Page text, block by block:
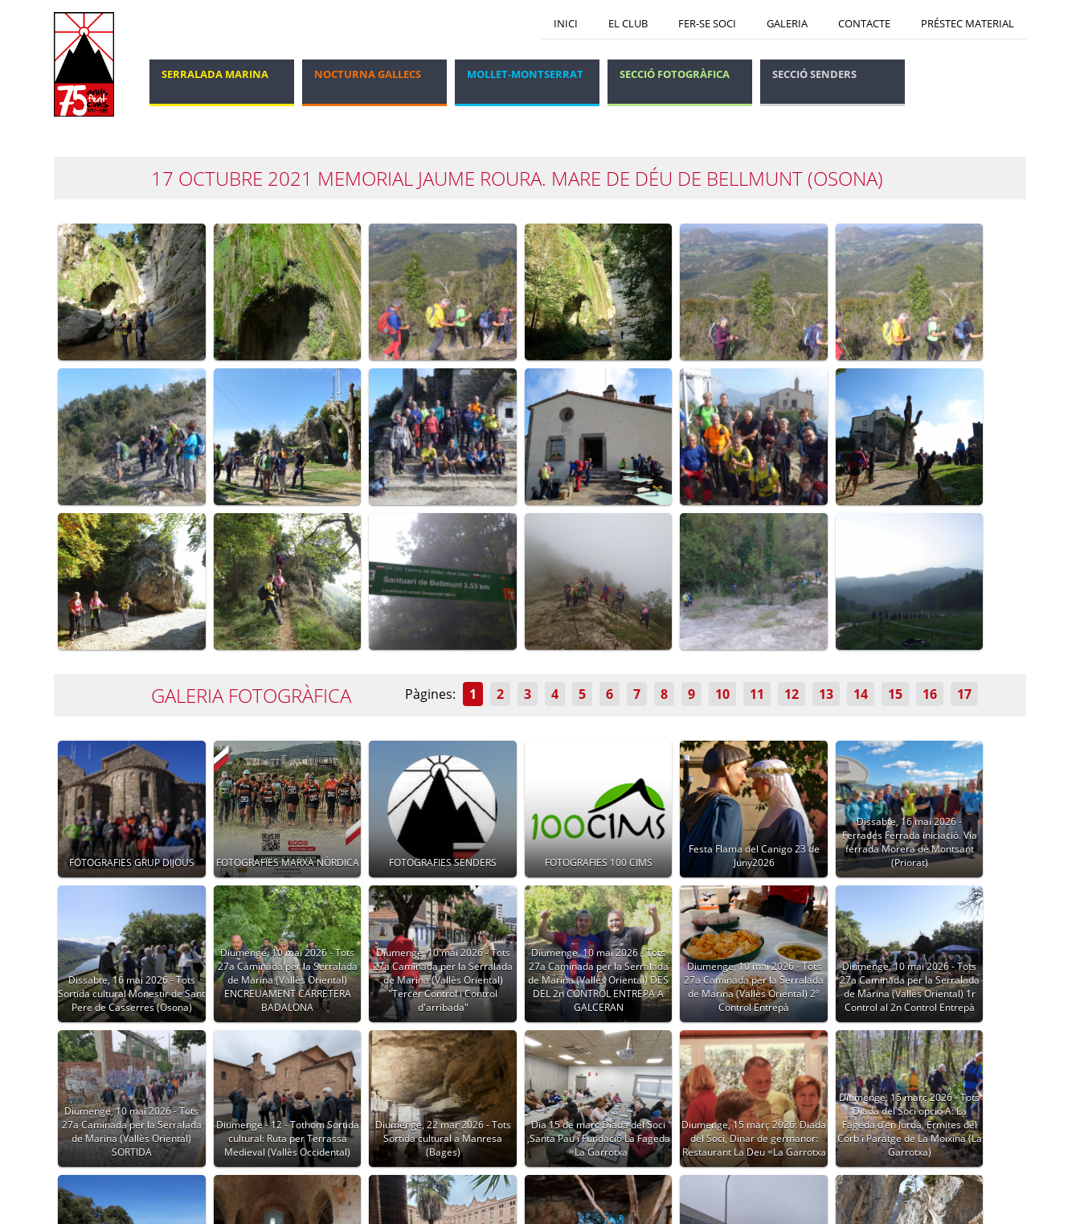
INICI EL CLUB FER-SE SOCI GALERIA CONTACTE PRÉSTEC MATERIAL
SERRALADA MARINA NOCTURNA GALLECS MOLLET-MONTSERRAT SECCIÓ FOTOGRÀFICA SECCIÓ SENDERS
17 OCTUBRE 2021 MEMORIAL JAUME ROURA. MARE DE DÉU DE BELLMUNT (OSONA)
Pàgines: 1 2 3 4 5 6 7 8 9 10 11 12 13 14 15 16 17
GALERIA FOTOGRÀFICA
FOTOGRAFIES GRUP DIJOUS FOTOGRAFIES MARXA NÒRDICA FOTOGRAFIES SENDERS FOTOGRAFIES 100 CIMS
Festa Flama del Canigo 23 de
Juny2026
Dissabte, 16 mai 2026 -
Ferrades Ferrada iniciació. Via
ferrada Morera de Montsant
(Priorat)
Dissabte, 16 mai 2026 - Tots
Sortida cultural Monestir de Sant
Pere de Casserres (Osona)
Diumenge, 10 mai 2026 - Tots
27a Caminada per la Serralada
de Marina (Vallès Oriental)
ENCREUAMENT CARRETERA
BADALONA
Diumenge, 10 mai 2026 - Tots
27a Caminada per la Serralada
de Marina (Vallès Oriental)
"Tercer Control i Control
d'arribada"
Diumenge, 10 mai 2026 - Tots
27a Caminada per la Serralada
de Marina (Vallès Oriental) DES
DEL 2n CONTROL ENTREPA A
GALCERAN
Diumenge, 10 mai 2026 - Tots
27a Caminada per la Serralada
de Marina (Vallès Oriental) 2º
Control Entrepà
Diumenge, 10 mai 2026 - Tots
27a Caminada per la Serralada
de Marina (Vallès Oriental) 1r
Control al 2n Control Entrepà
Diumenge, 10 mai 2026 - Tots
27a Caminada per la Serralada
de Marina (Vallès Oriental)
SORTIDA
Diumenge - 12 - Tothom Sortida
cultural: Ruta per Terrassa
Medieval (Vallès Occidental)
Diumenge, 22 mar 2026 - Tots
Sortida cultural a Manresa
(Bages)
Dia 15 de març Diada del Soci
,Santa Pau i Fundació La Fageda
=La Garrotxa
Diumenge, 15 març 2026: Diada
del Soci, Dinar de germanor:
Restaurant La Deu =La Garrotxa
Diumenge, 15 març 2026 - Tots
Diada del Soci opció A: La
Fageda d’en Jordà, Ermites del
Corb i Paratge de La Moixina (La
Garrotxa)